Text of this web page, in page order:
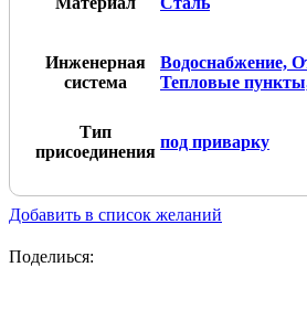
Инженерная
система
Водоснабжение,
Тепловые
Тип
присоединения
под приварку
Добавить в список желаний
Поделиься: